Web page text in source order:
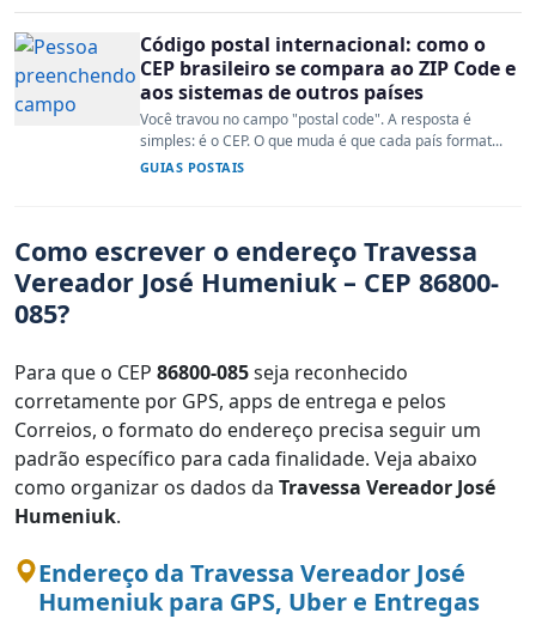
Código postal internacional: como o
CEP brasileiro se compara ao ZIP Code e
aos sistemas de outros países
Você travou no campo "postal code". A resposta é
simples: é o CEP. O que muda é que cada país format...
GUIAS POSTAIS
Como escrever o endereço Travessa
Vereador José Humeniuk – CEP 86800-
085?
Para que o CEP 86800-085seja reconhecido
corretamente por GPS, apps de entrega e pelos
Correios, o formato do endereço precisa seguir um
padrão específico para cada finalidade. Veja abaixo
como organizar os dados da Travessa Vereador José
Humeniuk.
Endereço da Travessa Vereador José
Humeniuk para GPS, Uber e Entregas